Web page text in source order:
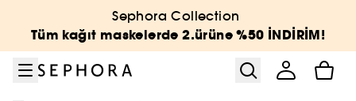
Sephora Collection
Tüm kağıt maskelerde 2.ürüne %50 İNDİRİM!